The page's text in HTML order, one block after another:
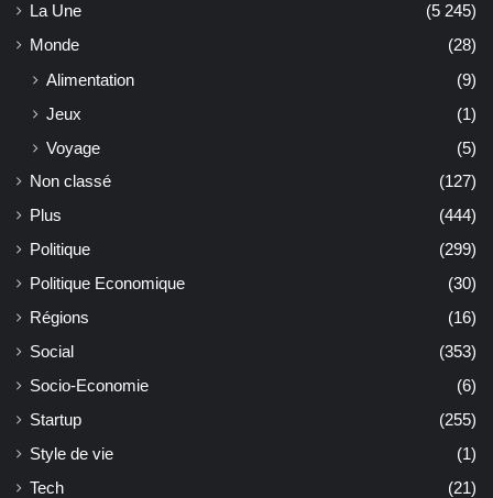
La Une
(5 245)
Monde
(28)
Alimentation
(9)
Jeux
(1)
Voyage
(5)
Non classé
(127)
Plus
(444)
Politique
(299)
Politique Economique
(30)
Régions
(16)
Social
(353)
Socio-Economie
(6)
Startup
(255)
Style de vie
(1)
Tech
(21)